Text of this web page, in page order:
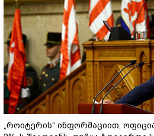
„როიტერის“ ინფორმაციით,